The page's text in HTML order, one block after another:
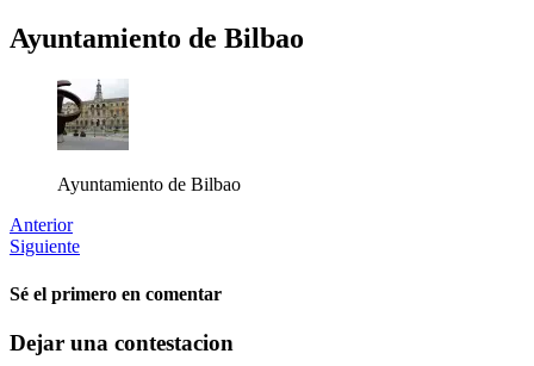
Ayuntamiento de Bilbao
Ayuntamiento de Bilbao
Anterior
Siguiente
Sé el primero en comentar
Dejar una contestacion